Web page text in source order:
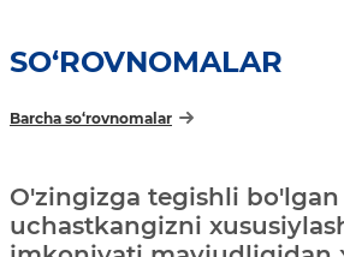
SO‘ROVNOMALAR
Barcha so‘rovnomalar
O'zingizga tegishli bo'lgan
uchastkangizni